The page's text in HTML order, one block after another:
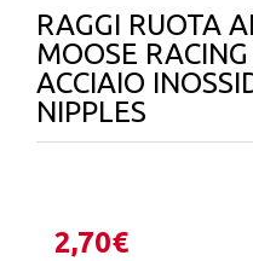
RAGGI RUOTA
MOOSE
ACCIAIO
NIPPLES
2,70€